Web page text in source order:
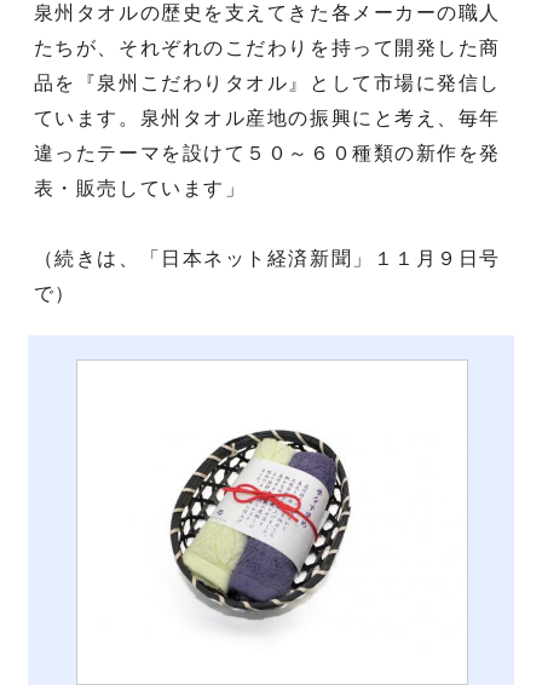
泉州タオルの歴史を支えてきた各メーカーの職人
たちが、それぞれのこだわりを持って開発した商
品を『泉州こだわりタオル』として市場に発信し
ています。泉州タオル産地の振興にと考え、毎年
違ったテーマを設けて５０～６０種類の新作を発
表・販売しています」
（続きは、「日本ネット経済新聞」１１月９日号
で）